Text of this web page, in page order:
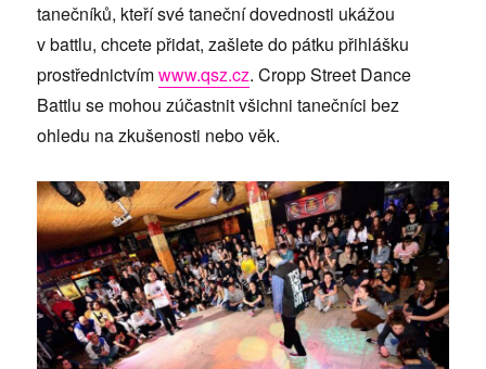
tanečníků, kteří své taneční dovednosti ukážou
v battlu, chcete přidat, zašlete do pátku přihlášku
prostřednictvímwww.qsz.cz. Cropp Street Dance
Battlu se mohou zúčastnit všichni tanečníci bez
ohledu na zkušenosti nebo věk.